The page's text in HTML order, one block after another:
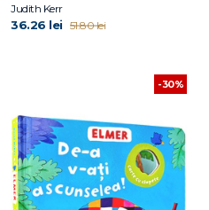
Judith Kerr
36.26 lei 51.80 lei
-30%